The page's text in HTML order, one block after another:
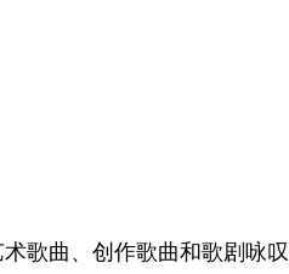
歌曲、创作歌曲和歌剧咏